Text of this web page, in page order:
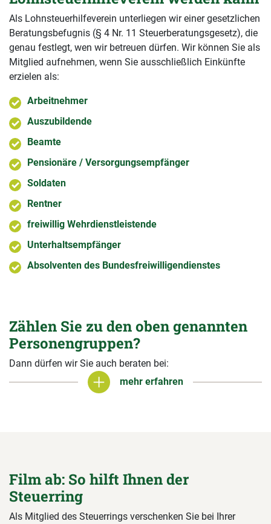
Als Lohnsteuerhilfeverein unterliegen wir einer gesetzlichen
Beratungsbefugnis (§ 4 Nr. 11 Steuerberatungsgesetz), die
genau festlegt, wen wir betreuen dürfen. Wir können Sie als
Mitglied aufnehmen, wenn Sie ausschließlich Einkünfte
erzielen als:
Arbeitnehmer
Auszubildende
Beamte
Pensionäre / Versorgungsempfänger
Soldaten
Rentner
freiwillig Wehrdienstleistende
Unterhaltsempfänger
Absolventen des Bundesfreiwilligendienstes
Zählen Sie zu den oben genannten
Personengruppen?
Dann dürfen wir Sie auch beraten bei:
mehr erfahren
mehr erfahren
Film ab: So hilft Ihnen der
Steuerring
Als Mitglied des Steuerrings verschenken Sie bei Ihrer